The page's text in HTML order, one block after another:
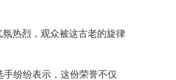
热烈，观众被这古老的旋律
纷纷表示，这份荣誉不仅